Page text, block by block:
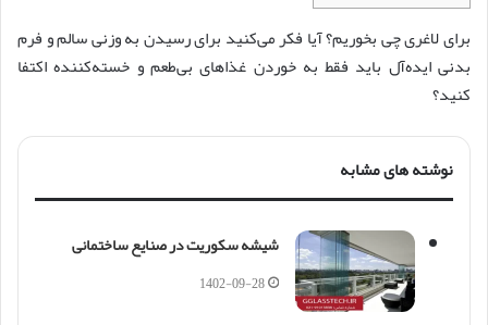
برای لاغری چی بخوریم؟ آیا فکر می‌کنید برای رسیدن به وزنی سالم و فرم
بدنی ایده‌آل باید فقط به خوردن غذاهای بی‌طعم و خسته‌کننده اکتفا
کنید؟
نوشته های مشابه
شیشه سکوریت در صنایع ساختمانی
1402-09-28